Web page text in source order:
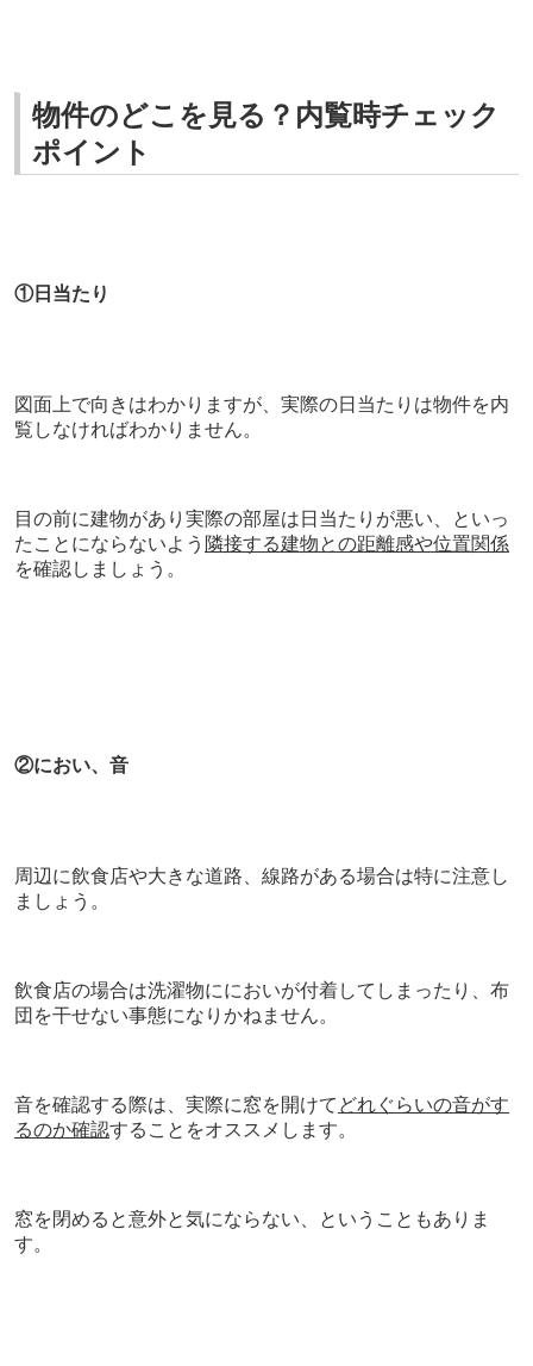
物件のどこを見る？内覧時チェック
ポイント
①日当たり
図面上で向きはわかりますが、実際の日当たりは物件を内
覧しなければわかりません。
目の前に建物があり実際の部屋は日当たりが悪い、といっ
たことにならないよう 隣接する建物との距離感や位置関係
を確認しましょう。
②におい、音
周辺に飲食店や大きな道路、線路がある場合は特に注意し
ましょう。
飲食店の場合は洗濯物ににおいが付着してしまったり、布
団を干せない事態になりかねません。
音を確認する際は、実際に窓を開けて どれぐらいの音がす
るのか確認することをオススメします。
窓を閉めると意外と気にならない、ということもありま
す。